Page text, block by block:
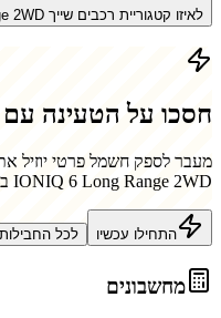
לאיזו קטגוריית רכבים שייך Hyundai IONIQ 6 Long Range 2WD?
חסכו על הטעינה
מעבר לספק חשמל פרטי יוזיל
IONIQ 6 Long Range 2WD ב-
התחילו עכשיו לכל החבילות
מחשבונים